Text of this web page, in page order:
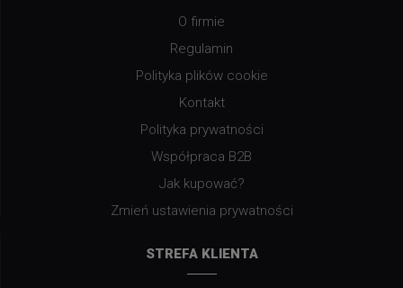
O firmie
Regulamin
Polityka plików cookie
Kontakt
Polityka prywatności
Współpraca B2B
Jak kupować?
Zmień ustawienia prywatności
STREFA KLIENTA